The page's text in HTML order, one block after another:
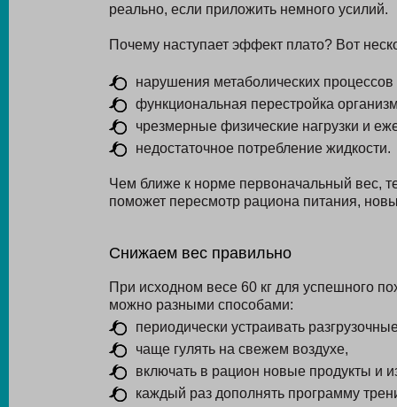
реально, если приложить немного усилий.
Почему наступает эффект плато? Вот
нарушения метаболических
функциональная перестройка
чрезмерные физические нагрузки и
недостаточное потребление жидкости.
Чем ближе к норме первоначальный вес,
поможет пересмотр рациона питания,
Снижаем вес правильно
При исходном весе 60 кг для успешного
можно разными способами:
периодически устраивать
чаще гулять на свежем воздухе,
включать в рацион новые продукты и
каждый раз дополнять программу